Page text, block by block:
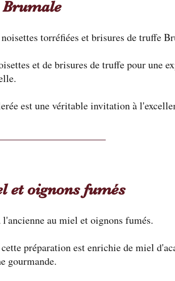
torréfiées et brisures de truffe
et de brisures de truffe pour une
est une véritable invitation à
et oignons fumés
au miel et oignons fumés.
préparation est enrichie de miel
gourmande.